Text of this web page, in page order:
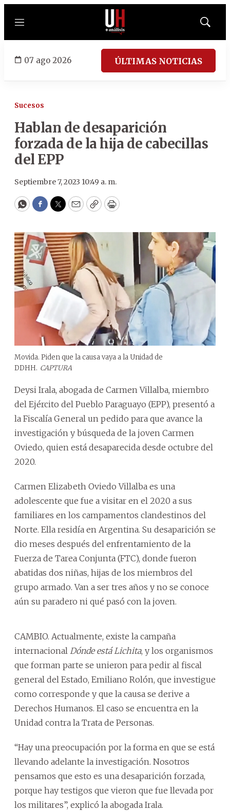
Menú
Mostrar
07 ago 2026 ÚLTIMAS NOTICIAS
Sucesos
Hablan de desaparición
forzada de la hija de cabecillas
del EPP
Septiembre 7, 2023 10:49 a. m.
WhatsApp
Facebook
Twitter
EmailCopyPrint
Movida. Piden que la causa vaya a la Unidad de
DDHH. CAPTURA
Deysi Irala, abogada de Carmen Villalba, miembro
del Ejército del Pueblo Paraguayo (EPP), presentó a
la Fiscalía General un pedido para que avance la
investigación y búsqueda de la joven Carmen
Oviedo, quien está desaparecida desde octubre del
2020.
Carmen Elizabeth Oviedo Villalba es una
adolescente que fue a visitar en el 2020 a sus
familiares en los campamentos clandestinos del
Norte. Ella residía en Argentina. Su desaparición se
dio meses después del enfrentamiento de la
Fuerza de Tarea Conjunta (FTC), donde fueron
abatidas dos niñas, hijas de los miembros del
grupo armado. Van a ser tres años y no se conoce
aún su paradero ni qué pasó con la joven.
CAMBIO. Actualmente, existe la campaña
internacional Dónde está Lichita, y los organismos
que forman parte se unieron para pedir al fiscal
general del Estado, Emiliano Rolón, que investigue
como corresponde y que la causa se derive a
Derechos Humanos. El caso se encuentra en la
Unidad contra la Trata de Personas.
“Hay una preocupación por la forma en que se está
llevando adelante la investigación. Nosotros
pensamos que esto es una desaparición forzada,
porque hay testigos que vieron que fue llevada por
los militares”, explicó la abogada Irala.